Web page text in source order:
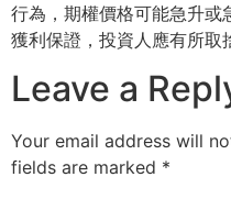
行為，期權價格可能急升或
獲利保證，投資人應有所取
Leave a
Your email address will
fields are marked *